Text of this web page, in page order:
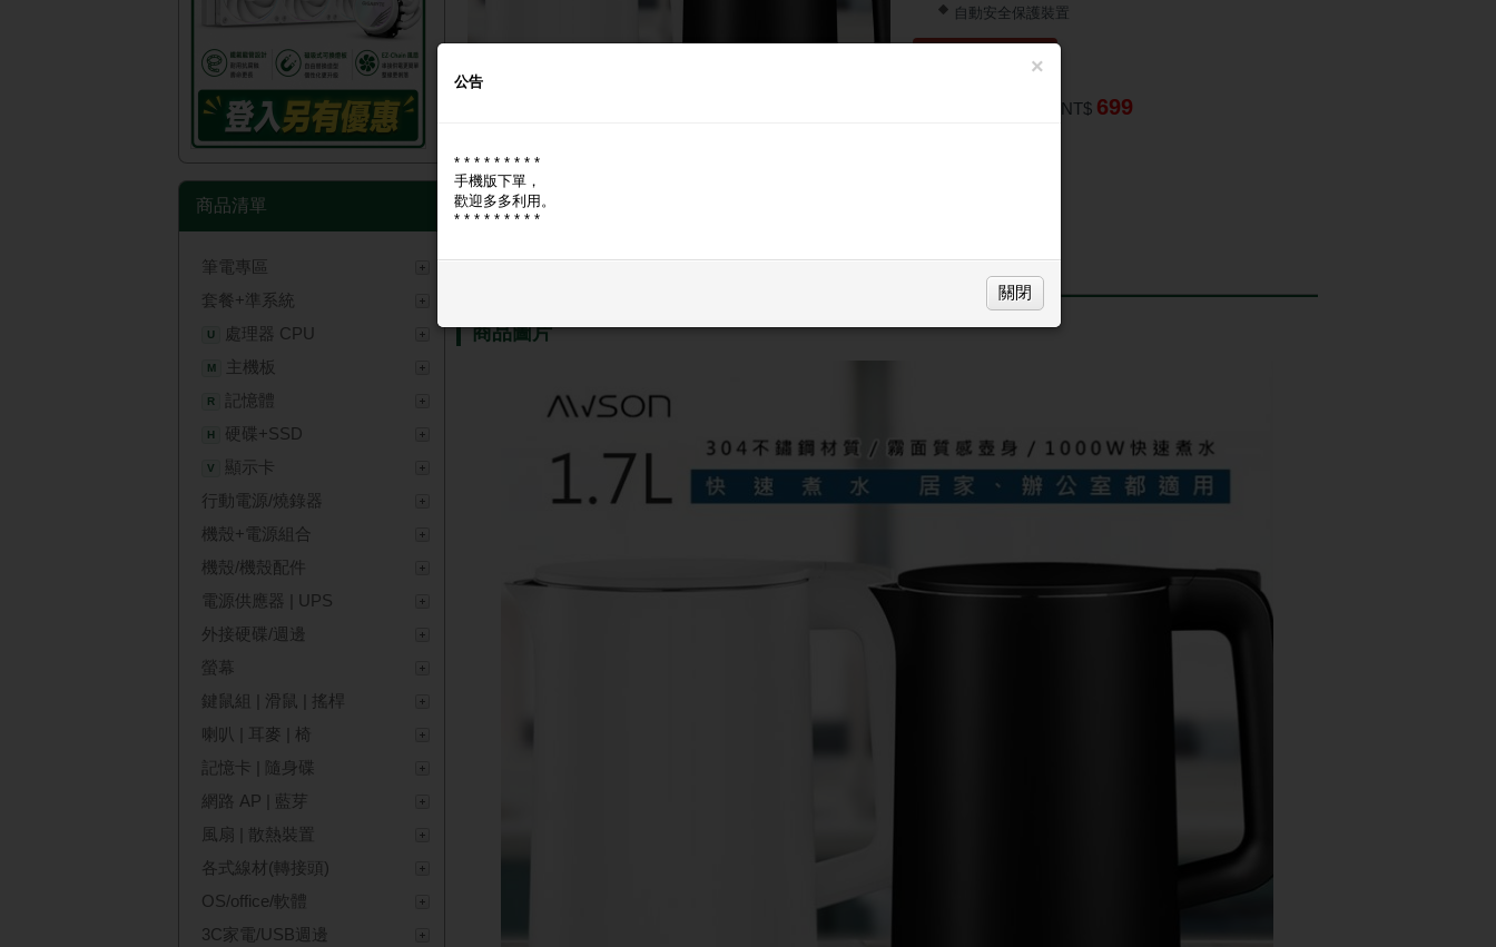
商品清單
筆電專區
套餐+準系統
U 處理器 CPU
M 主機板
R 記憶體
H 硬碟+SSD
V
顯示卡
行動電源/燒錄器
機殼+電源組合
機殼/機殼配件
電源供應器 | UPS
外接硬碟/週邊
螢幕
鍵鼠組 | 滑鼠 | 搖桿
喇叭 | 耳麥 | 椅
記憶卡 | 隨身碟
網路 AP | 藍芽
風扇 | 散熱裝置
各式線材(轉接頭)
OS/office/軟體
3C家電/USB週邊
自動安全保護裝置
NT$ 699
商品圖片
×
公告
* * * * * * * * *
手機版下單，
歡迎多多利用。
* * * * * * * * *
關閉